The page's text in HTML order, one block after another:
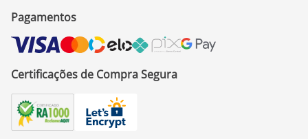
Pagamentos
Certificações de Compra Segura